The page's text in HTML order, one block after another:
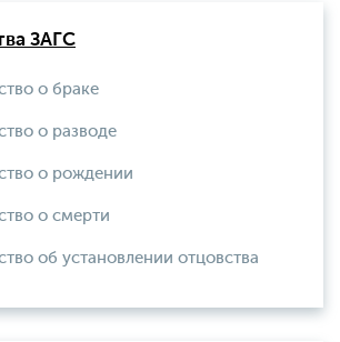
ЗАГС
о браке
о разводе
о рождении
о смерти
об установлении отцовства